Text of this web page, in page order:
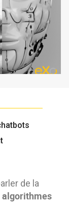
de la
algorithmes